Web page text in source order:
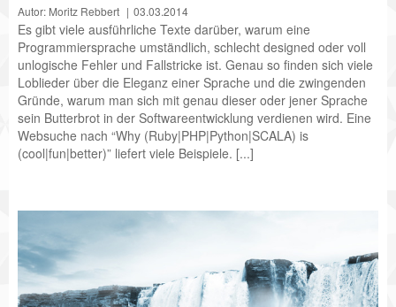
Autor: Moritz Rebbert 03.03.2014
Es gibt viele ausführliche Texte darüber, warum eine
Programmiersprache umständlich, schlecht designed oder voll
unlogische Fehler und Fallstricke ist. Genau so finden sich viele
Loblieder über die Eleganz einer Sprache und die zwingenden
Gründe, warum man sich mit genau dieser oder jener Sprache
sein Butterbrot in der Softwareentwicklung verdienen wird. Eine
Websuche nach “Why (Ruby|PHP|Python|SCALA) is
(cool|fun|better)” liefert viele Beispiele. [...]